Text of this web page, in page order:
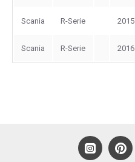
Scania R-Serie 2015
Scania R-Serie 2016